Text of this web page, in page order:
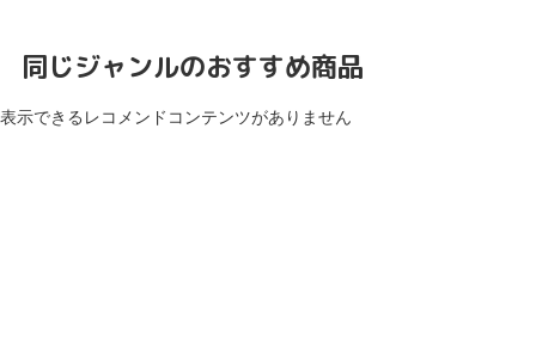
同じジャンルのおすすめ商品
表示できるレコメンドコンテンツがありません